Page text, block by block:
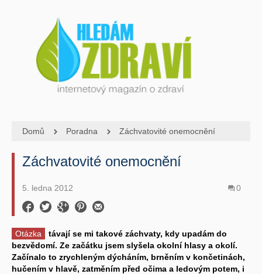
Domů Poradna Záchvatovité onemocnění
Záchvatovité onemocnění
5. ledna 2012 0
Otázka
távají se mi takové záchvaty, kdy upadám do
bezvědomí. Ze začátku jsem slyšela okolní hlasy a okolí.
Začínalo to zrychleným dýcháním, brněním v končetinách,
hučením v hlavě, zatměním před očima a ledovým potem, i